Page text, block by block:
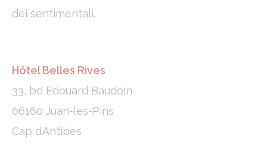
dei sentimentali.
Hôtel Belles Rives
33, bd Edouard Baudoin
06160 Juan-les-Pins
Cap d’Antibes